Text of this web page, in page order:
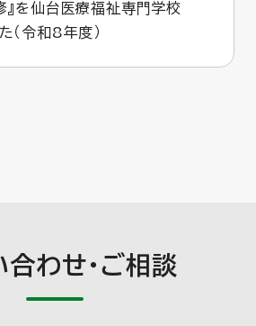
』を仙台医療福祉専門学校
（令和8年度）
合わせ・ご相談